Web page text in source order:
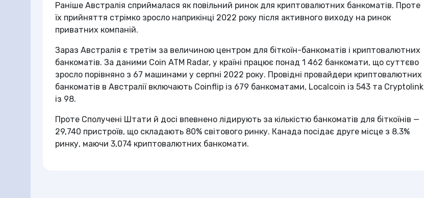
Раніше Австралія сприймалася як повільний ринок для криптовалютних банкоматів. Проте
їх прийняття стрімко зросло наприкінці 2022 року після активного виходу на ринок
приватних компаній.
Зараз Австралія є третім за величиною центром для біткоїн-банкоматів і криптовалютних
банкоматів. За даними Coin ATM Radar, у країні працює понад 1 462 банкомати, що суттєво
зросло порівняно з 67 машинами у серпні 2022 року. Провідні провайдери криптовалютних
банкоматів в Австралії включають Coinflip із 679 банкоматами, Localcoin із 543 та Cryptolink
із 98.
Проте Сполучені Штати й досі впевнено лідирують за кількістю банкоматів для біткоїнів —
29,740 пристроїв, що складають 80% світового ринку. Канада посідає друге місце з 8.3%
ринку, маючи 3,074 криптовалютних банкомати.